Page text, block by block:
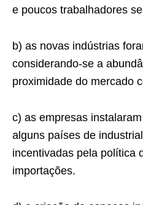
e poucos trabalhadores
b) as novas indústrias
considerando-se a
proximidade do mercado
c) as empresas
alguns países de
incentivadas pela política
importações.